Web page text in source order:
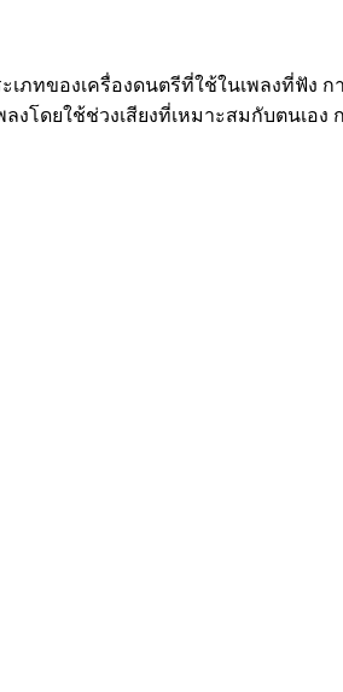
ภทของเครื่องดนตรีที่ใช้ในเพลงที่ฟัง
งโดยใช้ช่วงเสียงที่เหมาะสมกับตนเ